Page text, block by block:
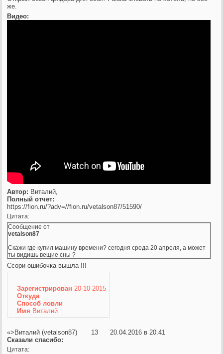
же.
Видео:
Автор: Виталий,
Полный отчет:
https://fion.ru/?adv=//fion.ru/vetalson87/51590/
Цитата:
Сообщение от
vetalson87
Скажи где купил машину времени? сегодня среда 20 апреля, а может
ты видишь вещие сны ?
Ссори ошибочка вышла !!!
Зарегистрирован 20-10-2015
Откуда
Способ ловли
Имя Виталий
«>Виталий (vetalson87) 13 20.04.2016 в 20.41
Сказали спасибо:
Цитата: